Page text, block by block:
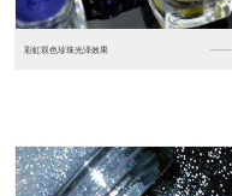
优达树脂产品